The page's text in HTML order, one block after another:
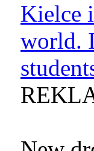
Kielce
world.